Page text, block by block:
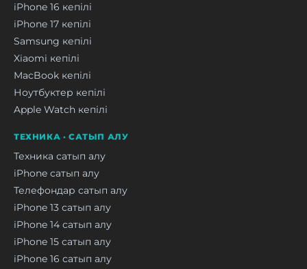
iPhone 16 кепілі
iPhone 17 кепілі
Samsung кепілі
Xiaomi кепілі
MacBook кепілі
Ноутбуктер кепілі
Apple Watch кепілі
ТЕХНИКА · САТЫП АЛУ
Техника сатып алу
iPhone сатып алу
Телефондар сатып алу
iPhone 13 сатып алу
iPhone 14 сатып алу
iPhone 15 сатып алу
iPhone 16 сатып алу